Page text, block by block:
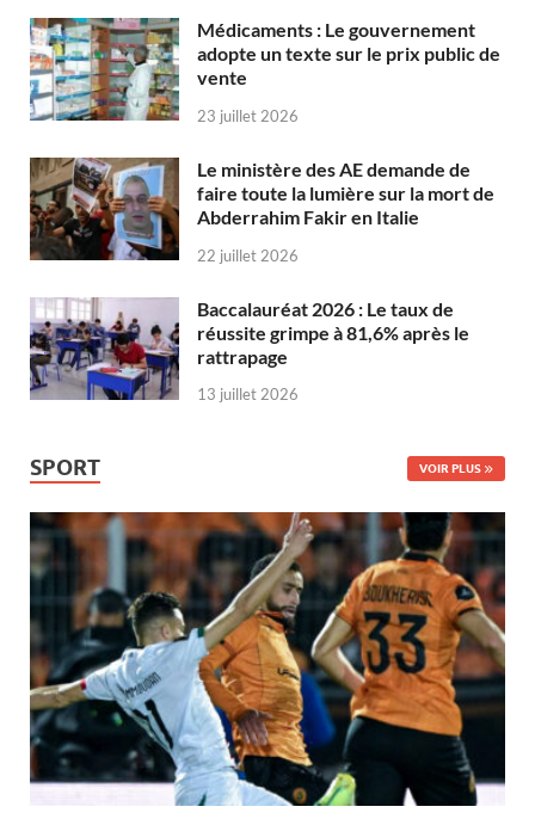
Médicaments : Le gouvernement
adopte un texte sur le prix public de
vente
23 juillet 2026
Le ministère des AE demande de
faire toute la lumière sur la mort de
Abderrahim Fakir en Italie
22 juillet 2026
Baccalauréat 2026 : Le taux de
réussite grimpe à 81,6% après le
rattrapage
13 juillet 2026
SPORT VOIR PLUS